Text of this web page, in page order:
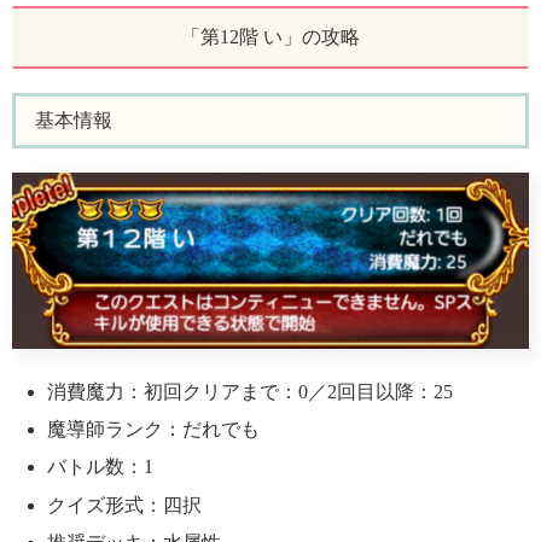
「第12階 い」の攻略
基本情報
消費魔力：初回クリアまで：0／2回目以降：25
魔導師ランク：だれでも
バトル数：1
クイズ形式：四択